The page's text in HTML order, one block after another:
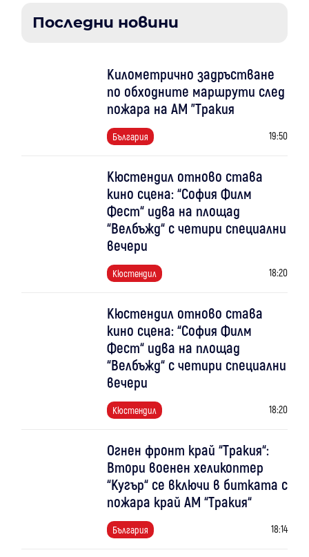
Последни новини
Километрично задръстване
по обходните маршрути след
пожара на АМ "Тракия
България 19:50
Кюстендил отново става
кино сцена: “София Филм
Фест“ идва на площад
“Велбъжд“ с четири специални
вечери
Кюстендил 18:20
Кюстендил отново става
кино сцена: “София Филм
Фест“ идва на площад
“Велбъжд“ с четири специални
вечери
Кюстендил 18:20
Огнен фронт край “Тракия“:
Втори военен хеликоптер
“Кугър“ се включи в битката с
пожара край АМ “Тракия“
България 18:14